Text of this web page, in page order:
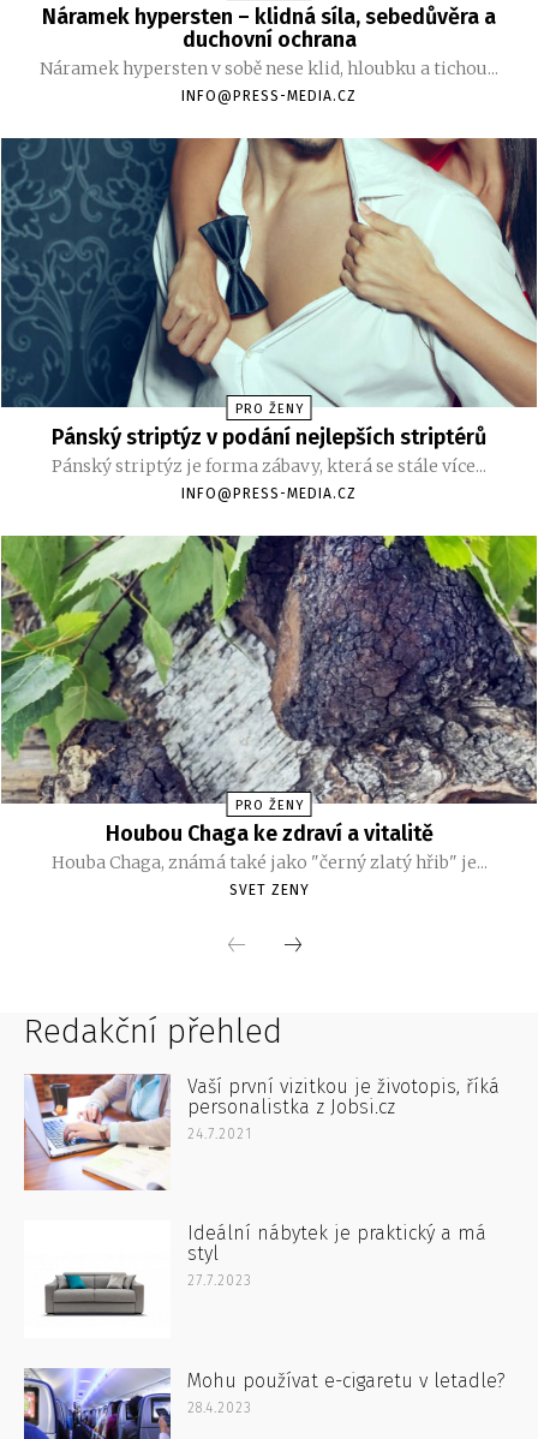
Redakční přehled
Vaší první vizitkou je životopis, říká
personalistka z Jobsi.cz
24.7.2021
Ideální nábytek je praktický a má
styl
27.7.2023
Mohu používat e-cigaretu v letadle?
28.4.2023